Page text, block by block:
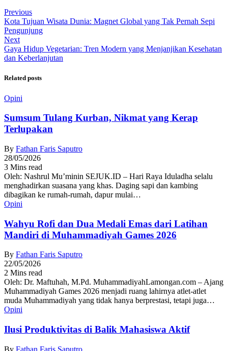
Previous
Kota Tujuan Wisata Dunia: Magnet Global yang Tak Pernah Sepi
Pengunjung
Next
Gaya Hidup Vegetarian: Tren Modern yang Menjanjikan Kesehatan
dan Keberlanjutan
Related posts
Opini
Sumsum Tulang Kurban, Nikmat yang Kerap
Terlupakan
By Fathan Faris Saputro
28/05/2026
3 Mins read
Oleh: Nashrul Mu’minin SEJUK.ID – Hari Raya Iduladha selalu
menghadirkan suasana yang khas. Daging sapi dan kambing
dibagikan ke rumah-rumah, dapur mulai…
Opini
Wahyu Rofi dan Dua Medali Emas dari Latihan
Mandiri di Muhammadiyah Games 2026
By Fathan Faris Saputro
22/05/2026
2 Mins read
Oleh: Dr. Maftuhah, M.Pd. MuhammadiyahLamongan.com – Ajang
Muhammadiyah Games 2026 menjadi ruang lahirnya atlet-atlet
muda Muhammadiyah yang tidak hanya berprestasi, tetapi juga…
Opini
Ilusi Produktivitas di Balik Mahasiswa Aktif
By Fathan Faris Saputro